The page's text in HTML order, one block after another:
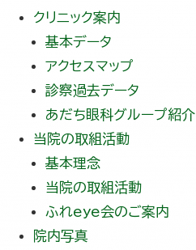
クリニック案内
基本データ
アクセスマップ
診察過去データ
あだち眼科グループ紹介
当院の取組活動
基本理念
当院の取組活動
ふれeye会のご案内
院内写真